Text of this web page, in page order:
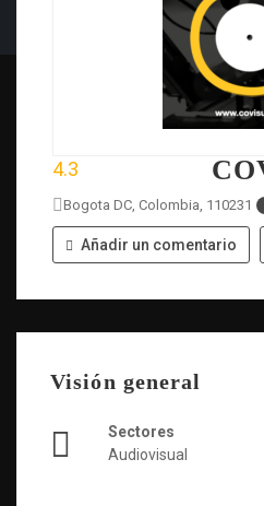
4.3
Bogota DC, Colombia, 110231
Añadir un comentario
Visión general
Sectores
Audiovisual